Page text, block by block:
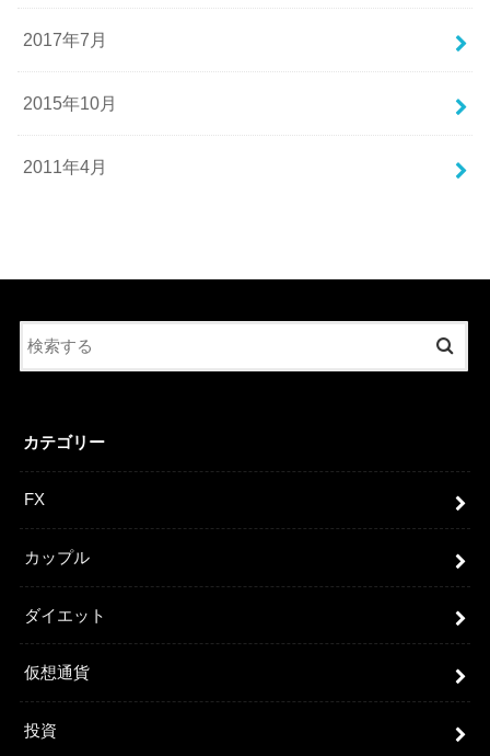
2017年7月
2015年10月
2011年4月
カテゴリー
FX
カップル
ダイエット
仮想通貨
投資